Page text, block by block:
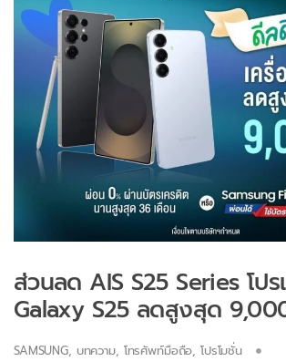
ส่วนลด AIS S25 Series โป
Galaxy S25 ลดสูงสุด
SAMSUNG, บทความ, โทรศัพท์มือถือ,โปรโมชั่น